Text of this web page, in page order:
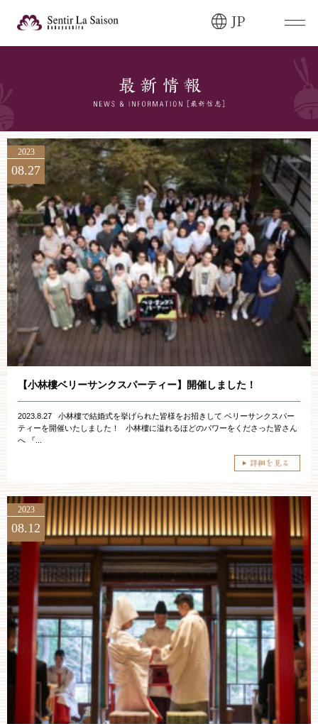
JP
0120-166-088
ご成約済み・ご列席のお客様
その他のお問い合わせ
0258-66-3155
11:00～19:00（火、水曜定休）
ブライダルフェア
見学予約
資料請求
小林楼の結婚式
おもてなし
お客様とのご縁
お約束 フォトギャラリー
レストラン＆パーティー
特集
最新情報
アクセス
2023
08.27
【小林樓ベリーサンクスパーティー】開催しました！
2023.8.27 小林樓で結婚式を挙げられた皆様をお招きして ベリーサンクスパー
ティーを開催いたしました！ 小林樓に溢れるほどのパワーをくださった皆さん
へ 『...
2023
08.12